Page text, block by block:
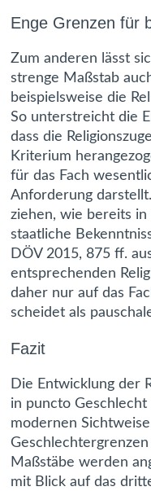
Enge Grenzen für
Zum anderen lässt
strenge Maßstab
beispielsweise die
So unterstreicht die
dass die
Kriterium
für das Fach
Anforderung
ziehen, wie bereits in
staatliche
DÖV 2015, 875 ff.
entsprechenden
daher nur auf das
scheidet als
Fazit
Die Entwicklung der
in puncto
modernen
Maßstäbe werden
mit Blick auf das